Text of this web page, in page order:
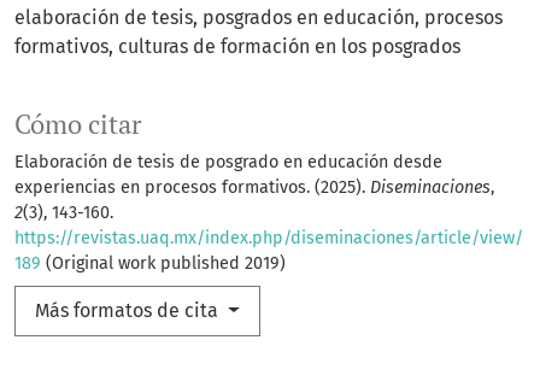
elaboración de tesis posgrados en educación procesos
formativos culturas de formación en los posgrados
Cómo citar
Elaboración de tesis de posgrado en educación desde
experiencias en procesos formativos. (2025). Diseminaciones,
2(3), 143-160.
https://revistas.uaq.mx/index.php/diseminaciones/article/view/
189 (Original work published 2019)
Más formatos de cita